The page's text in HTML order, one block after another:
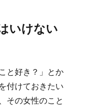
いけない
と好き？」とか
付けておきたい
その女性のこと